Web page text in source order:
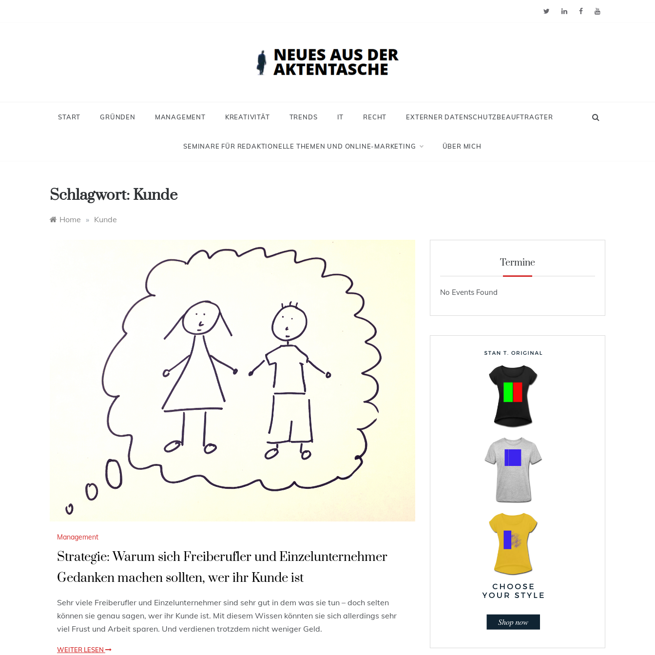
START GRÜNDEN MANAGEMENT KREATIVITÄT TRENDS IT RECHT EXTERNER DATENSCHUTZBEAUFTRAGTER
SEMINARE FÜR REDAKTIONELLE THEMEN UND ONLINE-MARKETING ÜBER MICH
Schlagwort: Kunde
Home » Kunde
Management
Strategie: Warum sich Freiberufler und Einzelunternehmer
Gedanken machen sollten, wer ihr Kunde ist
Sehr viele Freiberufler und Einzelunternehmer sind sehr gut in dem was sie tun – doch selten
können sie genau sagen, wer ihr Kunde ist. Mit diesem Wissen könnten sie sich allerdings sehr
viel Frust und Arbeit sparen. Und verdienen trotzdem nicht weniger Geld.
WEITER LESEN
Termine
No Events Found